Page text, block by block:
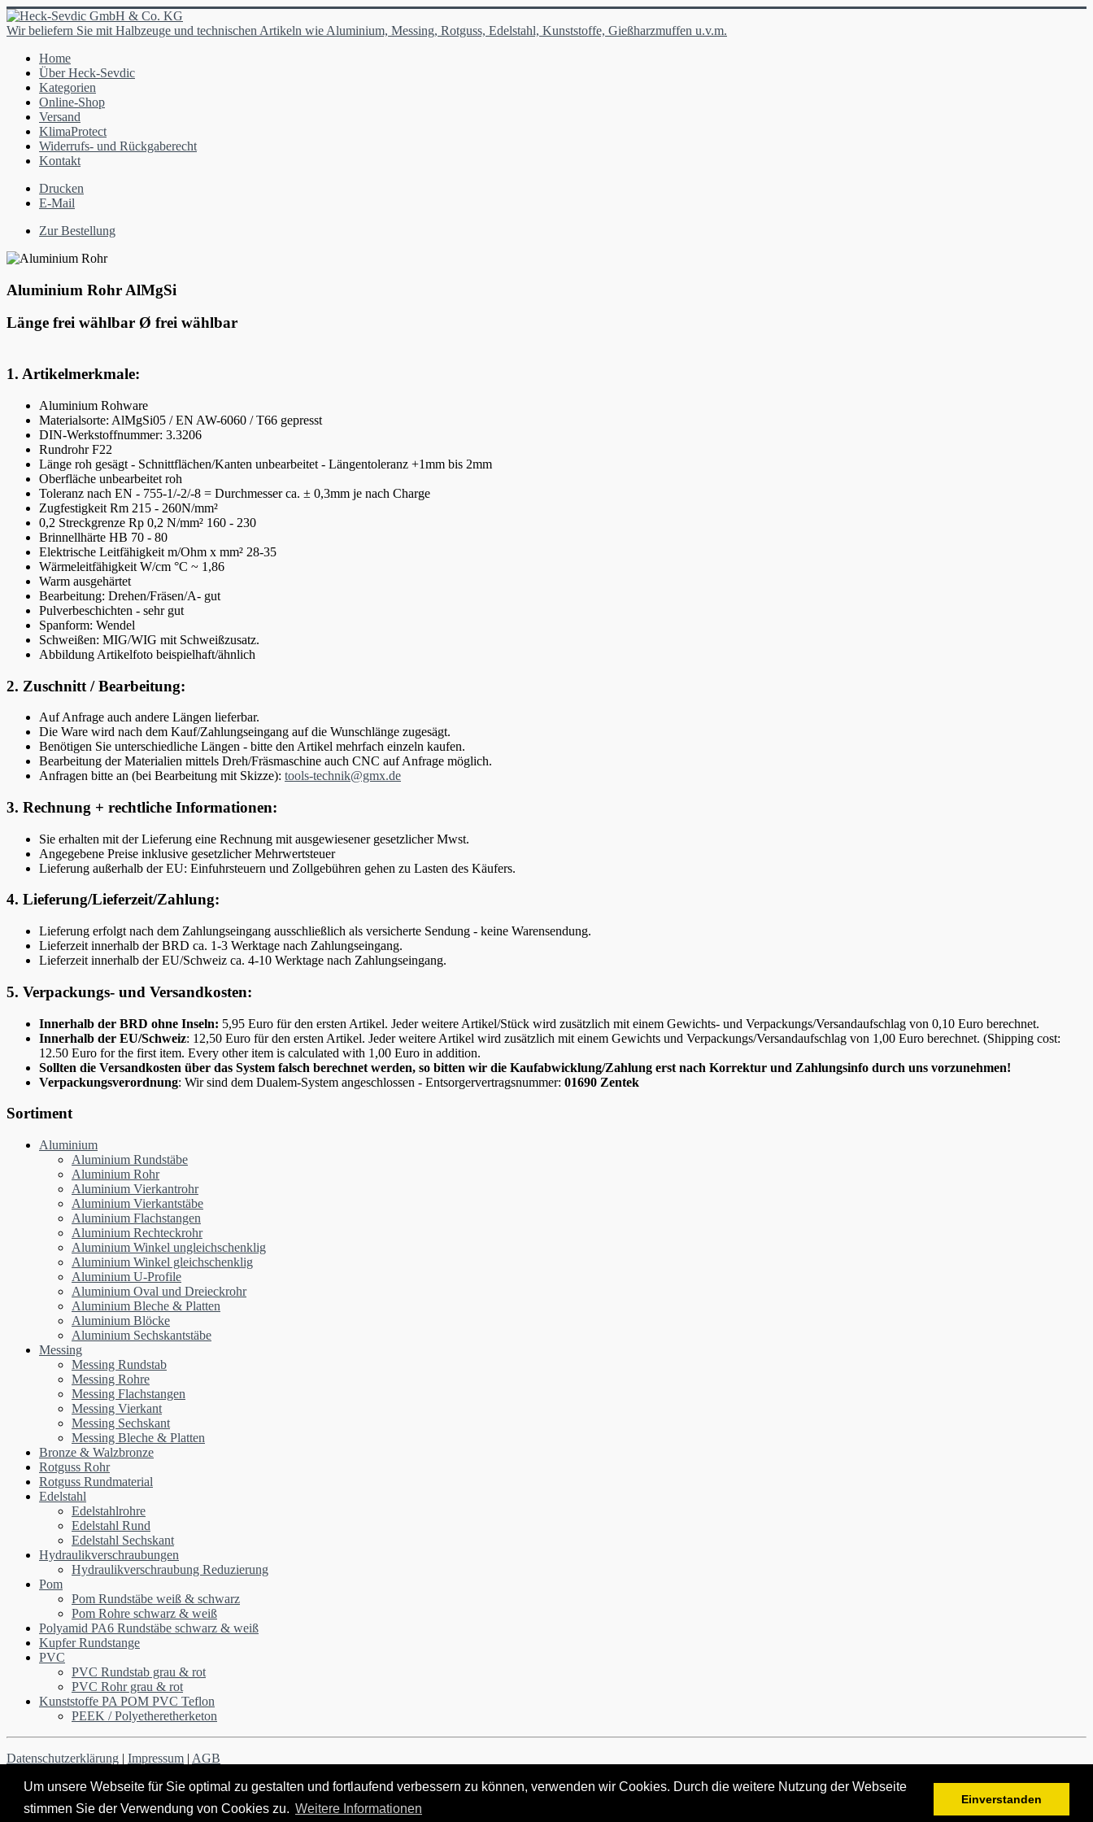
Um unsere Webseite für Sie optimal zu gestalten und fortlaufend verbessern zu können, verwenden wir Cookies. Durch die weitere Nutzung der Webseite
stimmen Sie der Verwendung von Cookies zu. Weitere Informationen
Einverstanden
Wir beliefern Sie mit Halbzeuge und technischen Artikeln wie Aluminium, Messing, Rotguss, Edelstahl, Kunststoffe, Gießharzmuffen u.v.m.
Home
Über Heck-Sevdic
Kategorien
Online-Shop
Versand
KlimaProtect
Widerrufs- und Rückgaberecht
Kontakt
Drucken
E-Mail
Zur Bestellung
Aluminium Rohr AlMgSi
Länge frei wählbar Ø frei wählbar
1. Artikelmerkmale:
Aluminium Rohware
Materialsorte: AlMgSi05 / EN AW-6060 / T66 gepresst
DIN-Werkstoffnummer: 3.3206
Rundrohr F22
Länge roh gesägt - Schnittflächen/Kanten unbearbeitet - Längentoleranz +1mm bis 2mm
Oberfläche unbearbeitet roh
Toleranz nach EN - 755-1/-2/-8 = Durchmesser ca. ± 0,3mm je nach Charge
Zugfestigkeit Rm 215 - 260N/mm²
0,2 Streckgrenze Rp 0,2 N/mm² 160 - 230
Brinnellhärte HB 70 - 80
Elektrische Leitfähigkeit m/Ohm x mm² 28-35
Wärmeleitfähigkeit W/cm °C ~ 1,86
Warm ausgehärtet
Bearbeitung: Drehen/Fräsen/A- gut
Pulverbeschichten - sehr gut
Spanform: Wendel
Schweißen: MIG/WIG mit Schweißzusatz.
Abbildung Artikelfoto beispielhaft/ähnlich
2. Zuschnitt / Bearbeitung:
Auf Anfrage auch andere Längen lieferbar.
Die Ware wird nach dem Kauf/Zahlungseingang auf die Wunschlänge zugesägt.
Benötigen Sie unterschiedliche Längen - bitte den Artikel mehrfach einzeln kaufen.
Bearbeitung der Materialien mittels Dreh/Fräsmaschine auch CNC auf Anfrage möglich.
Anfragen bitte an (bei Bearbeitung mit Skizze): tools-technik@gmx.de
3. Rechnung + rechtliche Informationen:
Sie erhalten mit der Lieferung eine Rechnung mit ausgewiesener gesetzlicher Mwst.
Angegebene Preise inklusive gesetzlicher Mehrwertsteuer
Lieferung außerhalb der EU: Einfuhrsteuern und Zollgebühren gehen zu Lasten des Käufers.
4. Lieferung/Lieferzeit/Zahlung:
Lieferung erfolgt nach dem Zahlungseingang ausschließlich als versicherte Sendung - keine Warensendung.
Lieferzeit innerhalb der BRD ca. 1-3 Werktage nach Zahlungseingang.
Lieferzeit innerhalb der EU/Schweiz ca. 4-10 Werktage nach Zahlungseingang.
5. Verpackungs- und Versandkosten:
Innerhalb der BRD ohne Inseln: 5,95 Euro für den ersten Artikel. Jeder weitere Artikel/Stück wird zusätzlich mit einem Gewichts- und Verpackungs/Versandaufschlag von 0,10 Euro berechnet.
Innerhalb der EU/Schweiz: 12,50 Euro für den ersten Artikel. Jeder weitere Artikel wird zusätzlich mit einem Gewichts und Verpackungs/Versandaufschlag von 1,00 Euro berechnet. (Shipping cost:
12.50 Euro for the first item. Every other item is calculated with 1,00 Euro in addition.
Sollten die Versandkosten über das System falsch berechnet werden, so bitten wir die Kaufabwicklung/Zahlung erst nach Korrektur und Zahlungsinfo durch uns vorzunehmen!
Verpackungsverordnung: Wir sind dem Dualem-System angeschlossen - Entsorgervertragsnummer: 01690 Zentek
Sortiment
Aluminium
Aluminium Rundstäbe
Aluminium Rohr
Aluminium Vierkantrohr
Aluminium Vierkantstäbe
Aluminium Flachstangen
Aluminium Rechteckrohr
Aluminium Winkel ungleichschenklig
Aluminium Winkel gleichschenklig
Aluminium U-Profile
Aluminium Oval und Dreieckrohr
Aluminium Bleche & Platten
Aluminium Blöcke
Aluminium Sechskantstäbe
Messing
Messing Rundstab
Messing Rohre
Messing Flachstangen
Messing Vierkant
Messing Sechskant
Messing Bleche & Platten
Bronze & Walzbronze
Rotguss Rohr
Rotguss Rundmaterial
Edelstahl
Edelstahlrohre
Edelstahl Rund
Edelstahl Sechskant
Hydraulikverschraubungen
Hydraulikverschraubung Reduzierung
Pom
Pom Rundstäbe weiß & schwarz
Pom Rohre schwarz & weiß
Polyamid PA6 Rundstäbe schwarz & weiß
Kupfer Rundstange
PVC
PVC Rundstab grau & rot
PVC Rohr grau & rot
Kunststoffe PA POM PVC Teflon
PEEK / Polyetheretherketon
Datenschutzerklärung | Impressum | AGB
Nach oben
© 2026 Heck-Sevdic GmbH & Co. KG